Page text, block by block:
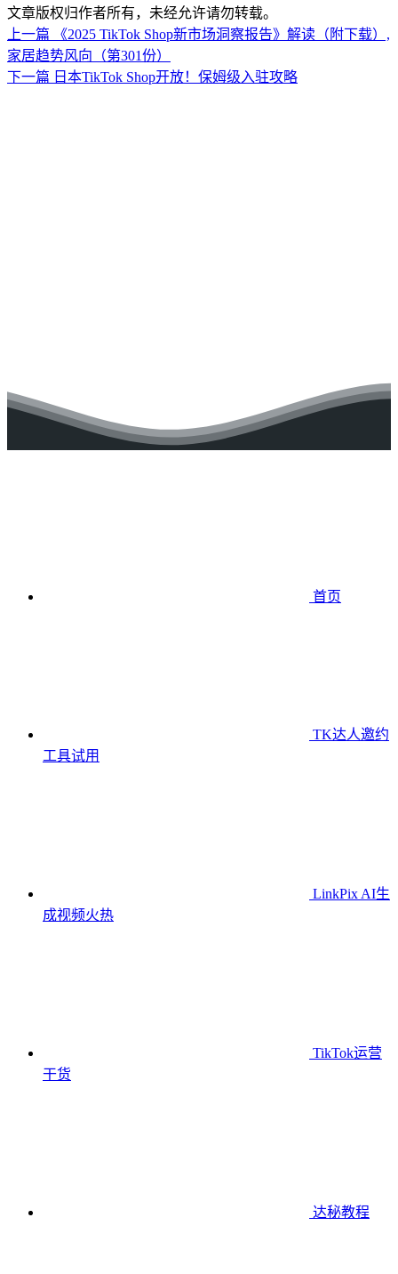
文章版权归作者所有，未经允许请勿转载。
上一篇
《2025 TikTok Shop新市场洞察报告》解读（附下载）,
家居趋势风向（第301份）
下一篇 日本TikTok Shop开放！保姆级入驻攻略
首页
TK达人邀约
工具试用
LinkPix AI生
成视频火热
TikTok运营
干货
达秘教程